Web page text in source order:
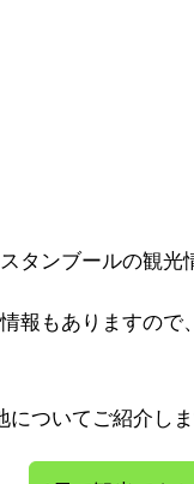
タンブールの観光
報もありますので
ついてご紹介しま